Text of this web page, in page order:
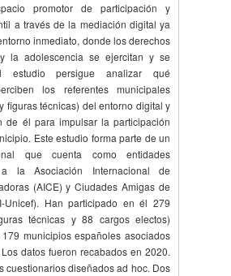
promotor de participación y
a través de la mediación digital ya
inmediato, donde los derechos
la adolescencia se ejercitan y se
estudio persigue analizar qué
los referentes municipales
figuras técnicas) del entorno digital y
de él para impulsar la participación
Este estudio forma parte de un
que cuenta como entidades
a la Asociación Internacional de
(AICE) y Ciudades Amigas de
Unicef). Han participado en él 279
técnicas y 88 cargos electos)
municipios españoles asociados
datos fueron recabados en 2020.
cuestionarios diseñados ad hoc. Dos